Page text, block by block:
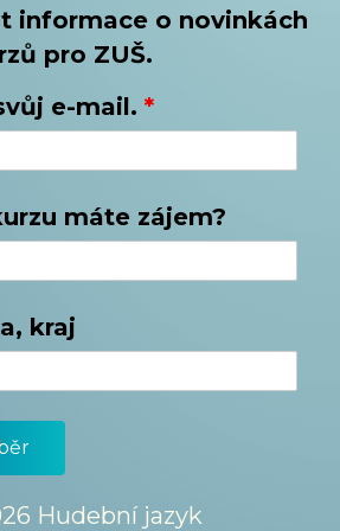
informace o novinkách
pro ZUŠ.
e-mail. *
máte zájem?
kraj
Hudební jazyk